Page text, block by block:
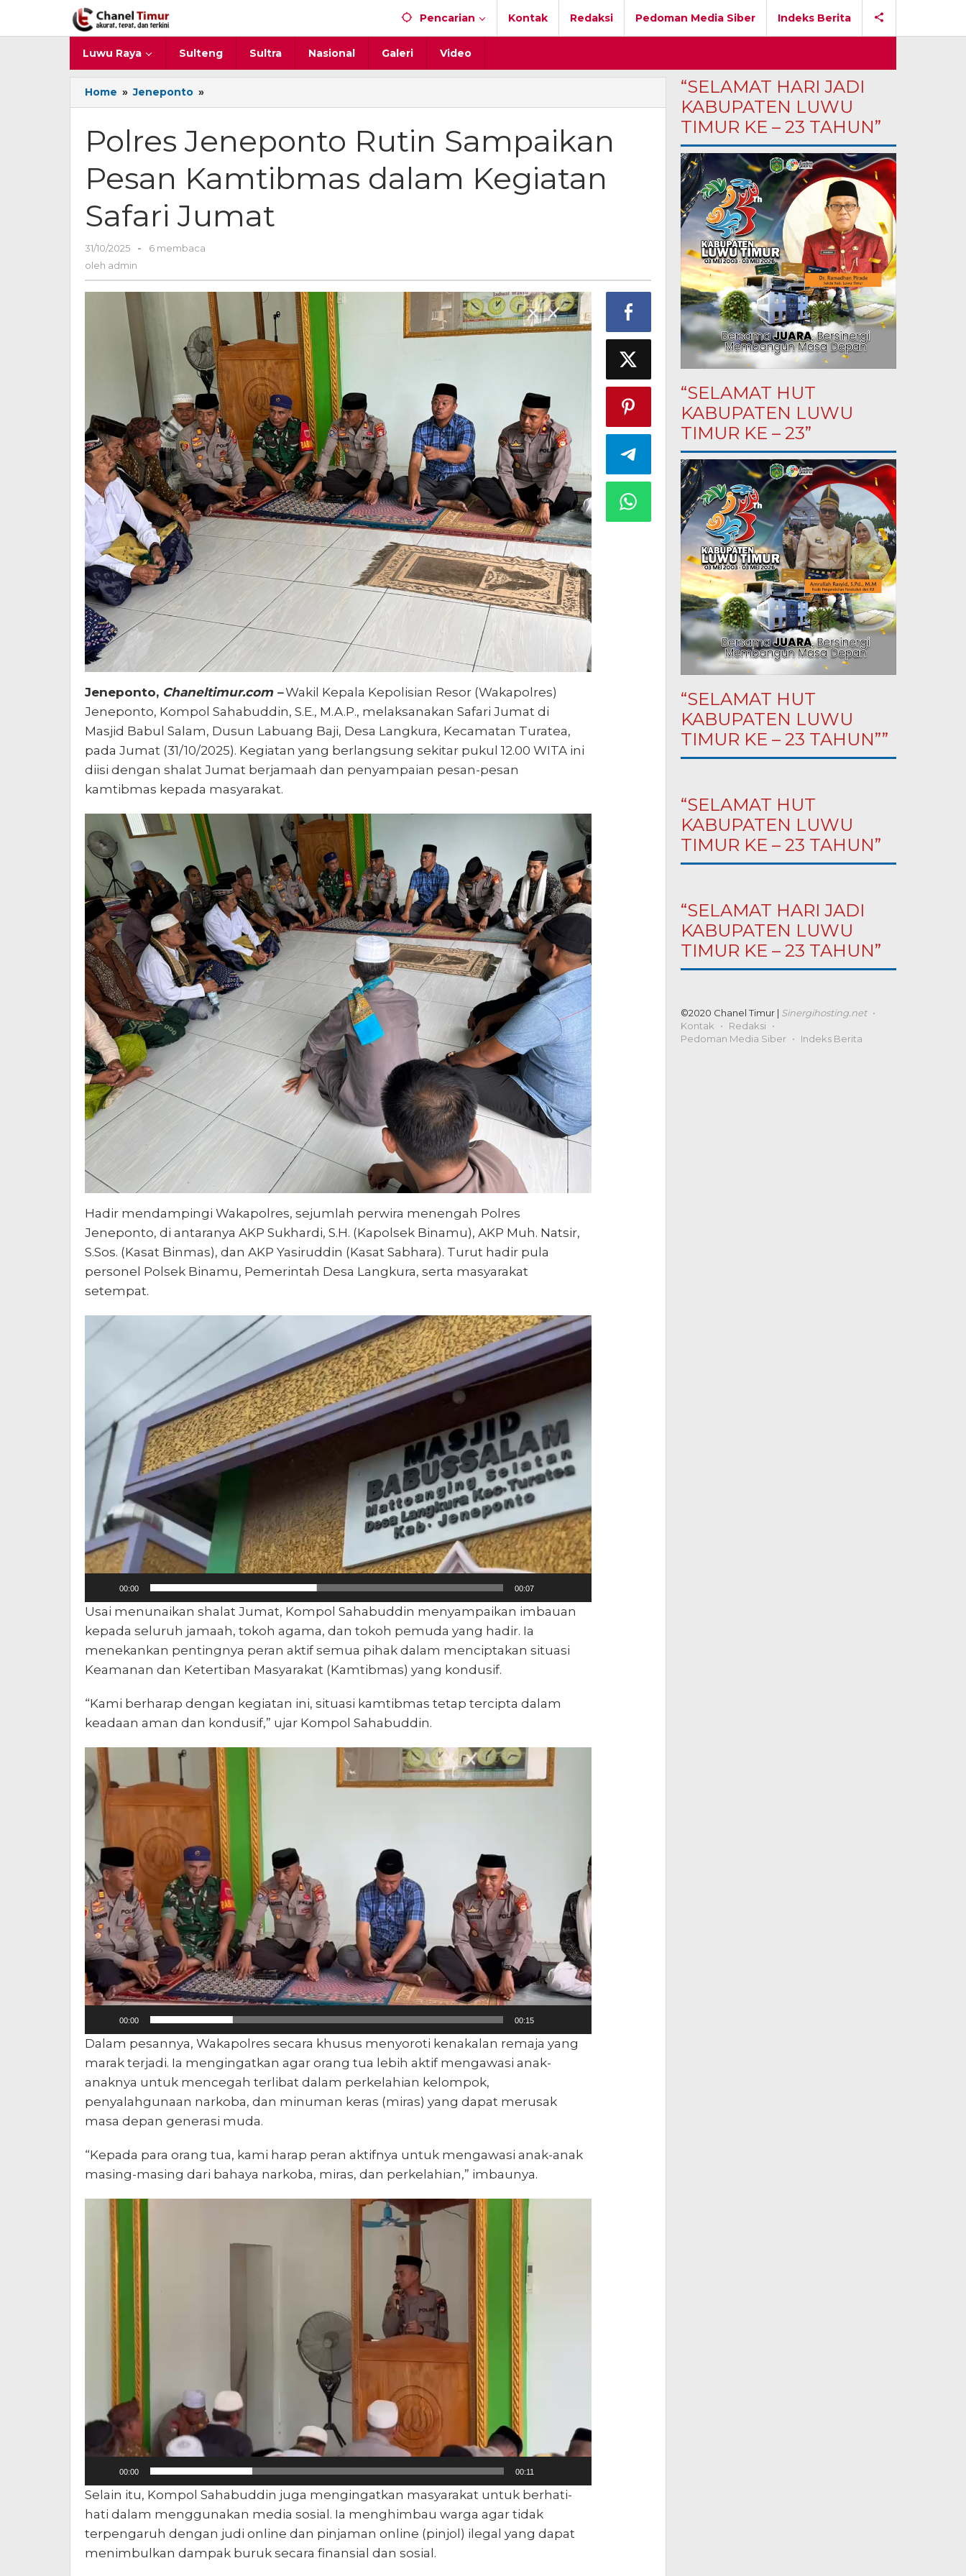
konten
Pencarian Kontak Redaksi Pedoman Media Siber Indeks Berita
Luwu Raya Sulteng Sultra Nasional Galeri Video
Home » Jeneponto »
Jeneponto
Sampaikan
Pesan
Kamtibmas
dalam
Safari
Jumat
Polres Jeneponto Rutin Sampaikan
Pesan Kamtibmas dalam Kegiatan
Safari Jumat
31/10/2025
oleh
-
6 membaca
oleh admin
Jeneponto, Chaneltimur.com –Wakil Kepala Kepolisian Resor (Wakapolres)
Jeneponto, Kompol Sahabuddin, S.E., M.A.P., melaksanakan Safari Jumat di
Masjid Babul Salam, Dusun Labuang Baji, Desa Langkura, Kecamatan Turatea,
pada Jumat (31/10/2025). Kegiatan yang berlangsung sekitar pukul 12.00 WITA ini
diisi dengan shalat Jumat berjamaah dan penyampaian pesan-pesan
kamtibmas kepada masyarakat.
Hadir mendampingi Wakapolres, sejumlah perwira menengah Polres
Jeneponto, di antaranya AKP Sukhardi, S.H. (Kapolsek Binamu), AKP Muh. Natsir,
S.Sos. (Kasat Binmas), dan AKP Yasiruddin (Kasat Sabhara). Turut hadir pula
personel Polsek Binamu, Pemerintah Desa Langkura, serta masyarakat
setempat.
Pemutar
Video
00:00 00:07
Usai menunaikan shalat Jumat, Kompol Sahabuddin menyampaikan imbauan
kepada seluruh jamaah, tokoh agama, dan tokoh pemuda yang hadir. Ia
menekankan pentingnya peran aktif semua pihak dalam menciptakan situasi
Keamanan dan Ketertiban Masyarakat (Kamtibmas) yang kondusif.
“Kami berharap dengan kegiatan ini, situasi kamtibmas tetap tercipta dalam
keadaan aman dan kondusif,” ujar Kompol Sahabuddin.
Pemutar
Video
00:00 00:15
Dalam pesannya, Wakapolres secara khusus menyoroti kenakalan remaja yang
marak terjadi. Ia mengingatkan agar orang tua lebih aktif mengawasi anak-
anaknya untuk mencegah terlibat dalam perkelahian kelompok,
penyalahgunaan narkoba, dan minuman keras (miras) yang dapat merusak
masa depan generasi muda.
“Kepada para orang tua, kami harap peran aktifnya untuk mengawasi anak-anak
masing-masing dari bahaya narkoba, miras, dan perkelahian,” imbaunya.
Pemutar
Video
00:00 00:11
Selain itu, Kompol Sahabuddin juga mengingatkan masyarakat untuk berhati-
hati dalam menggunakan media sosial. Ia menghimbau warga agar tidak
terpengaruh dengan judi online dan pinjaman online (pinjol) ilegal yang dapat
menimbulkan dampak buruk secara finansial dan sosial.
“SELAMAT HARI JADI
KABUPATEN LUWU
TIMUR KE – 23 TAHUN”
“SELAMAT HUT
KABUPATEN LUWU
TIMUR KE – 23”
“SELAMAT HUT
KABUPATEN LUWU
TIMUR KE – 23 TAHUN””
“SELAMAT HUT
KABUPATEN LUWU
TIMUR KE – 23 TAHUN”
“SELAMAT HARI JADI
KABUPATEN LUWU
TIMUR KE – 23 TAHUN”
©2020 Chanel Timur | Sinergihosting.net
Kontak
Redaksi
Pedoman Media Siber
Indeks Berita